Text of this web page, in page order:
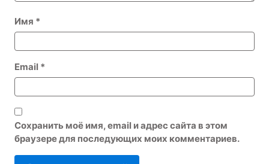
Имя *
Email *
Сохранить моё имя, email и адрес сайта в этом
браузере для последующих моих комментариев.